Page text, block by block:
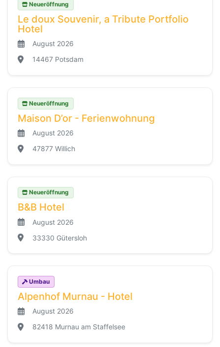
Neueröffnung
Le doux Souvenir, a Tribute Portfolio
Hotel
August 2026
14467 Potsdam
Neueröffnung
Maison D’or - Ferienwohnung
August 2026
47877 Willich
Neueröffnung
B&B Hotel
August 2026
33330 Gütersloh
Umbau
Alpenhof Murnau - Hotel
August 2026
82418 Murnau am Staffelsee